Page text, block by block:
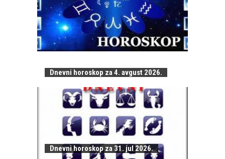
Dnevni horoskop za 4. avgust 2026.
Dnevni horoskop za 31. jul 2026.